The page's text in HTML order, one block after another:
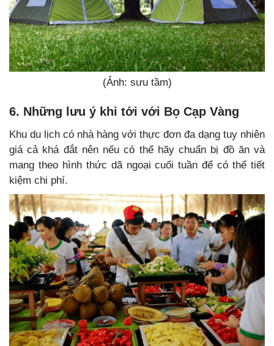
(Ảnh: sưu tầm)
6. Những lưu ý khi tới với Bọ Cạp Vàng
Khu du lịch có nhà hàng với thực đơn đa dạng tuy nhiên
giá cả khá đắt nên nếu có thể hãy chuẩn bị đồ ăn và
mang theo hình thức dã ngoại cuối tuần để có thể tiết
kiệm chi phí.